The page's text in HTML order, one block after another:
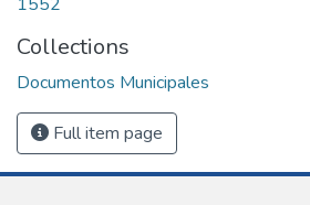
Collections
Documentos Municipales
Full item page